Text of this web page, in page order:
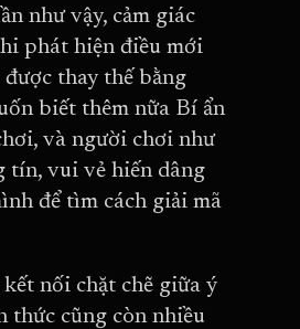
như vậy, cảm giác
phát hiện điều mới
thay thế bằng
biết thêm nữa Bí ẩn
và người chơi như
tín, vui vẻ hiến dâng
để tìm cách giải mã
nối chặt chẽ giữa ý
thức cũng còn nhiều